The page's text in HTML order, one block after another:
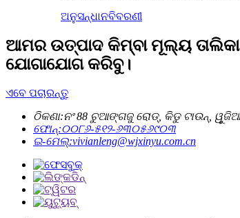
ଅନୁସନ୍ଧାନବିବରଣୀ
ଆମର ଉତ୍ପାଦ କିମ୍ବା ମୂଲ୍ୟ
ଯୋଗାଯୋଗ କରିବୁ।
ଏବେ ପଚାରନ୍ତୁ
ଠିକଣା:ନଂ 88 ଚୁଆଙ୍ଗଜୁ ରୋଡ୍, କିଡୁ ଟାଉନ୍,
ଫୋନ୍:୦୦୮୬-୫୧୨-୬୩୦୫୬୯୦୩
ଇ-ମେଲ୍:vivianleng@wjxinyu.com.cn